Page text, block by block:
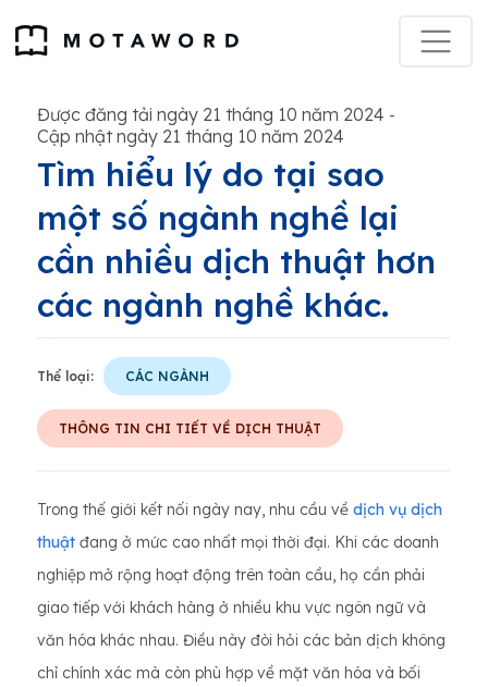
Được đăng tải ngày 21 tháng 10 năm 2024 -
Cập nhật ngày 21 tháng 10 năm 2024
Tìm hiểu lý do tại sao
một số ngành nghề lại
cần nhiều dịch thuật hơn
các ngành nghề khác.
Thể loại: CÁC NGÀNH
THÔNG TIN CHI TIẾT VỀ DỊCH THUẬT
Trong thế giới kết nối ngày nay, nhu cầu về dịch vụ dịch
thuật đang ở mức cao nhất mọi thời đại. Khi các doanh
nghiệp mở rộng hoạt động trên toàn cầu, họ cần phải
giao tiếp với khách hàng ở nhiều khu vực ngôn ngữ và
văn hóa khác nhau. Điều này đòi hỏi các bản dịch không
chỉ chính xác mà còn phù hợp về mặt văn hóa và bối